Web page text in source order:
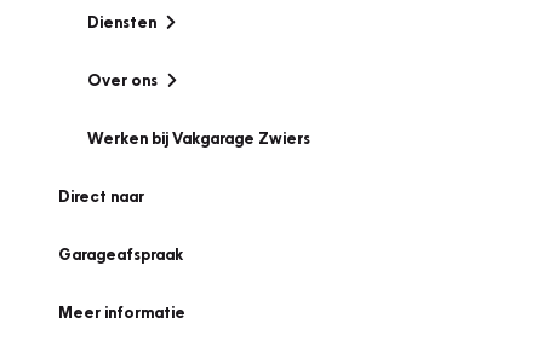
Diensten
Over ons
Werken bij Vakgarage Zwiers
Direct naar
Garageafspraak
Meer informatie